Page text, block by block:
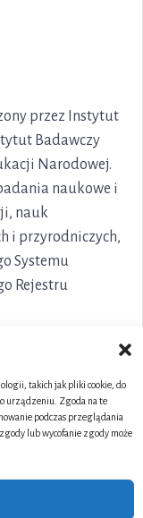
takich jak pliki cookie, do
urządzeniu. Zgoda na te
podczas przeglądania
lub wycofanie zgody może
przez Instytut
Badawczy
Narodowej.
naukowe i
nauk
i przyrodniczych,
Systemu
Rejestru